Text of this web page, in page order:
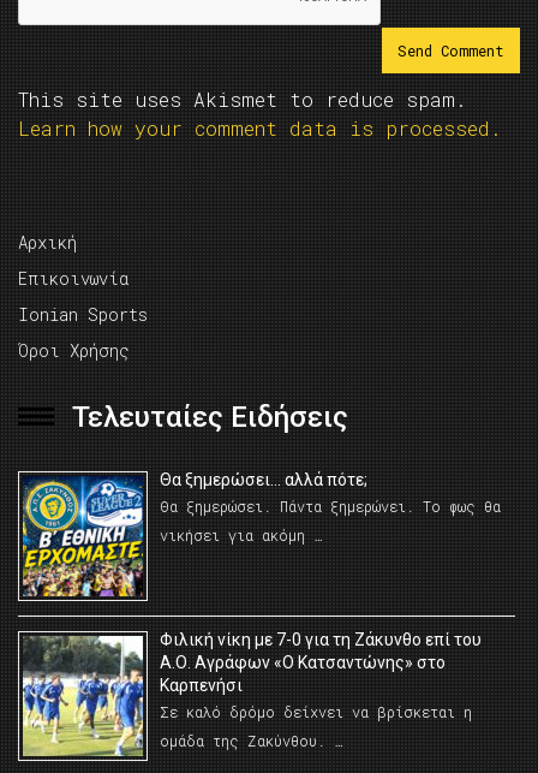
This site uses Akismet to reduce spam.
Learn how your comment data is processed.
Αρχική
Επικοινωνία
Ionian Sports
Όροι Χρήσης
Τελευταίες Ειδήσεις
Θα ξημερώσει… αλλά πότε;
Θα ξημερώσει. Πάντα ξημερώνει. Το φως θα
νικήσει για ακόμη …
Φιλική νίκη με 7-0 για τη Ζάκυνθο επί του
Α.Ο. Αγράφων «Ο Κατσαντώνης» στο
Καρπενήσι
Σε καλό δρόμο δείχνει να βρίσκεται η
ομάδα της Ζακύνθου. …